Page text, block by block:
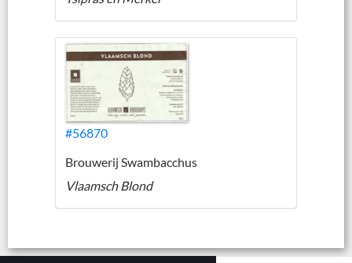
#56870
Brouwerij Swambacchus
Vlaamsch Blond